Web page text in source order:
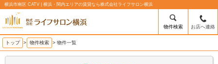
横浜市南区 CATV | 横浜・関内エリアの賃貸なら株式会社ライフサロン横浜
物件検索 お店へ連絡
トップ > 物件検索 > 物件一覧